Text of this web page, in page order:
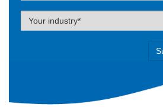
Label
Your industry*